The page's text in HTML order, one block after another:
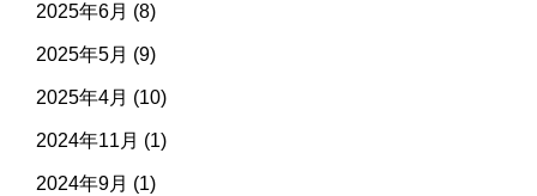
2025年6月 (8)
2025年5月 (9)
2025年4月 (10)
2024年11月 (1)
2024年9月 (1)